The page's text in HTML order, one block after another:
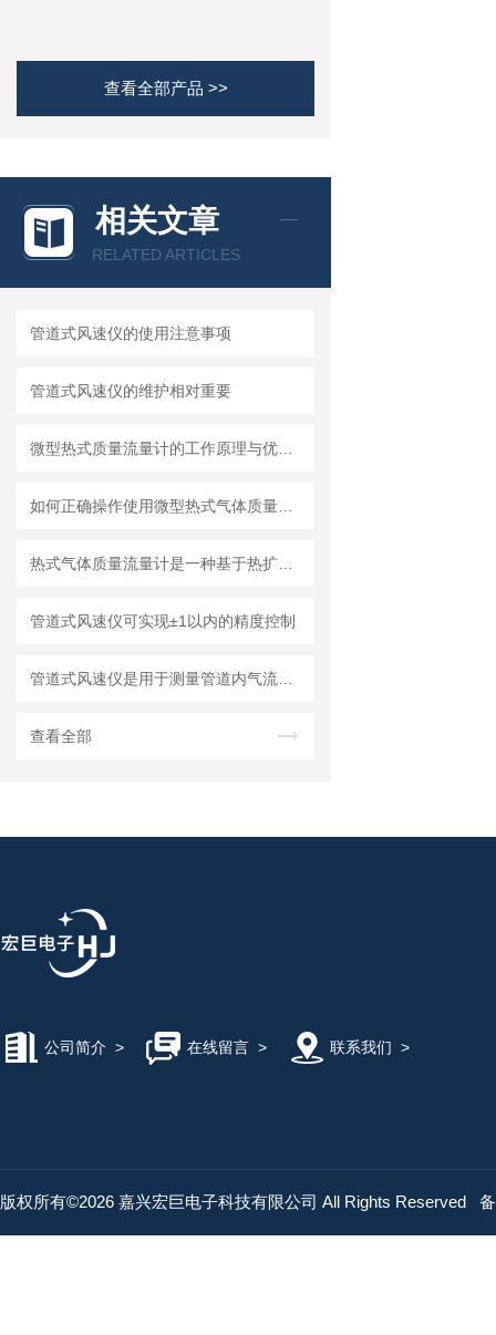
查看全部产品 >>
相关文章
RELATED ARTICLES
管道式风速仪的使用注意事项
管道式风速仪的维护相对重要
管道式风速仪可实现±1以内的精度控制
查看全部
公司简介 > 在线留言> 联系我们 >
版权所有©2026 嘉兴宏巨电子科技有限公司 All Rights Reserved